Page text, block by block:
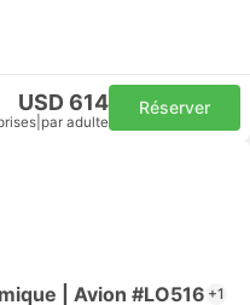
USD 614
par adulte
Réserver
| Avion #LO516 +1